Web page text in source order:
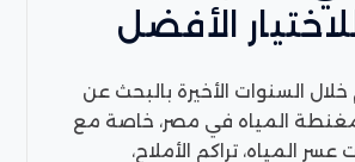
الأفضل
خلال السنوات الأخيرة بالبحث عن
مغنطة المياه في مصر، خاصة مع
المياه، تراكم الأملاح،